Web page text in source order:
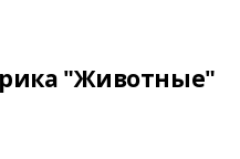
"Животные"